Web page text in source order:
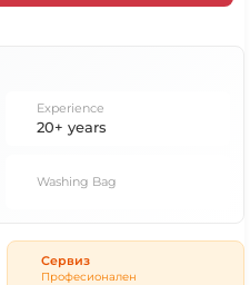
Experience
20+ years
Washing Bag
Сервиз
Професионален